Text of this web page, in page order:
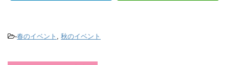
-春のイベント 秋のイベント